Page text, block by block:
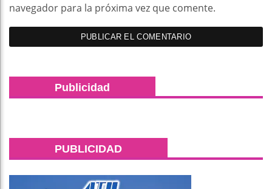
navegador para la próxima vez que comente.
Publicidad
PUBLICIDAD